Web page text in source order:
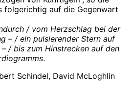
folgerichtig auf die Gegenwart
/ vom Herzschlag bei der
– / ein pulsierender Stern auf
/ bis zum Hinstrecken auf den
.
Schindel, David McLoghlin